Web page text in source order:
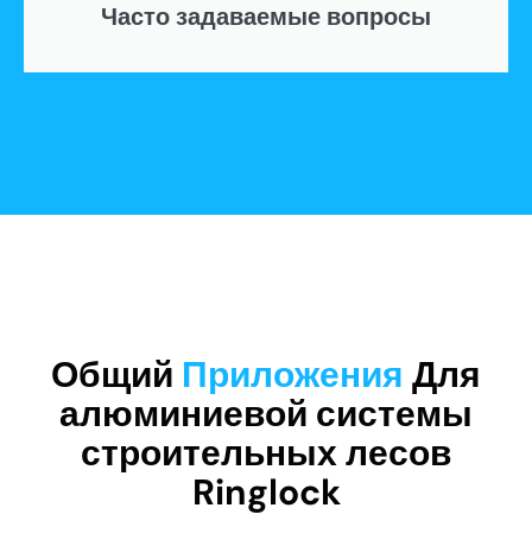
Часто задаваемые вопросы
Общий Приложения Для
алюминиевой системы
строительных лесов
Ringlock